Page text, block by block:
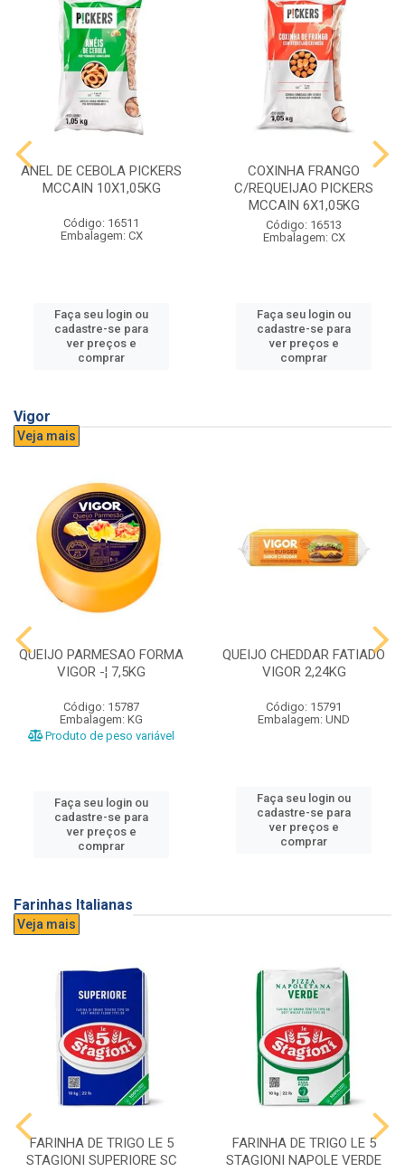
ANEL DE CEBOLA PICKERS
MCCAIN 10X1,05KG
Código: 16511
Embalagem: CX
Faça seu login ou
cadastre-se para
ver preços e
comprar
COXINHA FRANGO
C/REQUEIJAO PICKERS
MCCAIN 6X1,05KG
Código: 16513
Embalagem: CX
Faça seu login ou
cadastre-se para
ver preços e
comprar
Vigor
Veja mais
QUEIJO PARMESAO FORMA
VIGOR -¦ 7,5KG
Código: 15787
Embalagem: KG
Produto de peso variável
Faça seu login ou
cadastre-se para
ver preços e
comprar
QUEIJO CHEDDAR FATIADO
VIGOR 2,24KG
Código: 15791
Embalagem: UND
Faça seu login ou
cadastre-se para
ver preços e
comprar
Farinhas Italianas
Veja mais
FARINHA DE TRIGO LE 5
STAGIONI SUPERIORE SC
FARINHA DE TRIGO LE 5
STAGIONI NAPOLE VERDE